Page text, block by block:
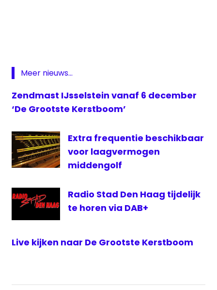
Middengolf
zendmast
Meer nieuws...
Zendmast IJsselstein vanaf 6 december
‘De Grootste Kerstboom’
Extra frequentie beschikbaar
voor laagvermogen
middengolf
Radio Stad Den Haag tijdelijk
te horen via DAB+
Live kijken naar De Grootste Kerstboom